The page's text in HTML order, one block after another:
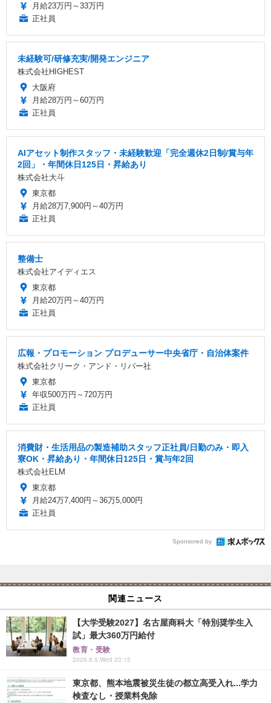
月給23万円～33万円
正社員
未経験可/研修充実/開発エンジニア
株式会社HIGHEST
大阪府
月給28万円～60万円
正社員
AIアセット制作スタッフ・未経験歓迎「完全週休2日制/賞与年
2回」・年間休日125日・昇給あり
株式会社大斗
東京都
月給28万7,900円～40万円
正社員
整備士
株式会社アイディエス
東京都
月給20万円～40万円
正社員
広報・プロモーション プロデューサー中央省庁・自治体案件
株式会社クリーク・アンド・リバー社
東京都
年収500万円～720万円
正社員
消費財・生活用品の製造補助スタッフ正社員/日勤のみ・即入
寮OK・昇給あり・年間休日125日・賞与年2回
株式会社ELM
東京都
月給24万7,400円～36万5,000円
正社員
Sponsored by
関連ニュース
【大学受験2027】名古屋商科大「特別奨学生入
試」最大360万円給付
教育・受験
2026.8.5 Wed 20:15
東京都、熊本地震被災生徒の都立高受入れ...学力
検査なし・授業料免除